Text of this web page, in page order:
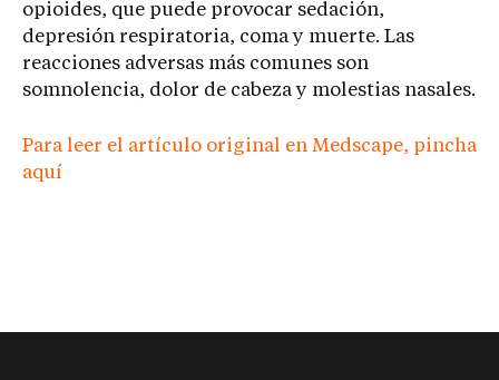
opioides, que puede provocar sedación,
depresión respiratoria, coma y muerte. Las
reacciones adversas más comunes son
somnolencia, dolor de cabeza y molestias nasales.
Para leer el artículo original en Medscape, pincha
aquí